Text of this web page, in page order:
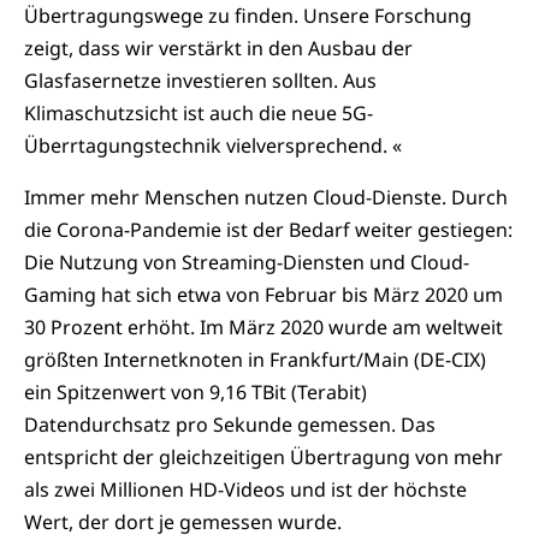
Übertragungswege zu finden. Unsere Forschung
zeigt, dass wir verstärkt in den Ausbau der
Glasfasernetze investieren sollten. Aus
Klimaschutzsicht ist auch die neue 5G-
Überrtagungstechnik vielversprechend. «
Immer mehr Menschen nutzen Cloud-Dienste. Durch
die Corona-Pandemie ist der Bedarf weiter gestiegen:
Die Nutzung von Streaming-Diensten und Cloud-
Gaming hat sich etwa von Februar bis März 2020 um
30 Prozent erhöht. Im März 2020 wurde am weltweit
größten Internetknoten in Frankfurt/Main (DE-CIX)
ein Spitzenwert von 9,16 TBit (Terabit)
Datendurchsatz pro Sekunde gemessen. Das
entspricht der gleichzeitigen Übertragung von mehr
als zwei Millionen HD-Videos und ist der höchste
Wert, der dort je gemessen wurde.